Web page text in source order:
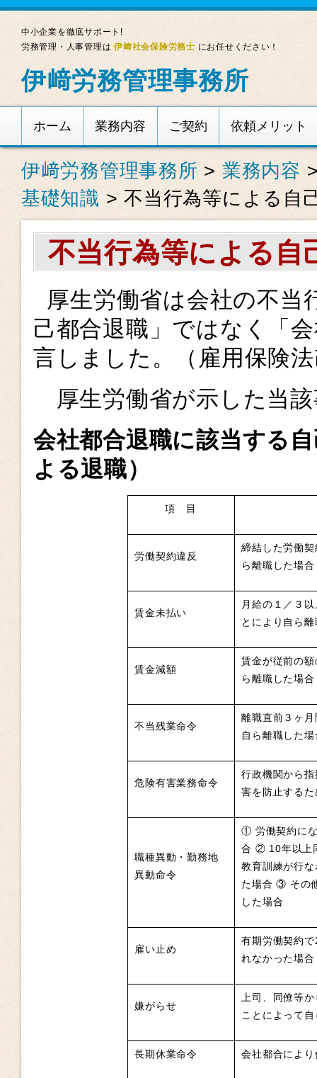
中小企業を徹底サポート!
労務管理・人事管理は伊﨑社会保険労務士 にお任せください！
伊﨑労務管理事務所
ホーム 業務内容 ご契約 依頼メリット
伊﨑労務管理事務所 > 業務内容
基礎知識 >不当行為等による自
不当行為等による自
厚生労働省は会社の不当
己都合退職」ではなく「
言しました。（雇用保険
厚生労働省が示した当
会社都合退職に該当する
よる退職）
項 目
労働契約違反
締結した労働
ら離職した場合
賃金未払い
月給の１／３
とにより自ら
賃金減額
賃金が従前の
ら離職した場合
不当残業命令
離職直前３ヶ
自ら離職した場
危険有害業務命令
行政機関から
害を防止する
職種異動・勤務地
異動命令
① 労働契約に
合 ② 10年以上
教育訓練が行
た場合 ③ その
した場合
雇い止め
有期労働契約
れなかった場
嫌がらせ
上司、同僚等
ことによって
長期休業命令 会社都合によ